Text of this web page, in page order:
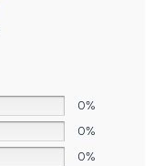
0%
0%
0%